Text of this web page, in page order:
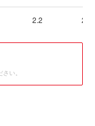
2.2 2.4
い。